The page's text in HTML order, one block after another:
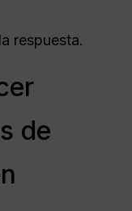
respuesta.
de